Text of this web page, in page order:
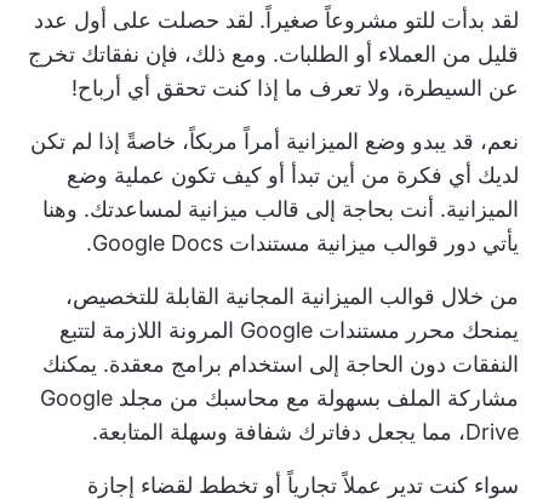
لقد بدأت للتو مشروعاً صغيراً. لقد حصلت على أول عدد
قليل من العملاء أو الطلبات. ومع ذلك، فإن نفقاتك تخرج
عن السيطرة، ولا تعرف ما إذا كنت تحقق أي أرباح!
نعم، قد يبدو وضع الميزانية أمراً مربكاً، خاصةً إذا لم تكن
لديك أي فكرة من أين تبدأ أو كيف تكون عملية وضع
الميزانية. أنت بحاجة إلى قالب ميزانية لمساعدتك. وهنا
يأتي دور قوالب ميزانية مستندات Google Docs.
من خلال قوالب الميزانية المجانية القابلة للتخصيص،
يمنحك محرر مستندات Google المرونة اللازمة لتتبع
النفقات دون الحاجة إلى استخدام برامج معقدة. يمكنك
مشاركة الملف بسهولة مع محاسبك من مجلد Google
Drive، مما يجعل دفاترك شفافة وسهلة المتابعة.
سواء كنت تدير عملاً تجارياً أو تخطط لقضاء إجازة